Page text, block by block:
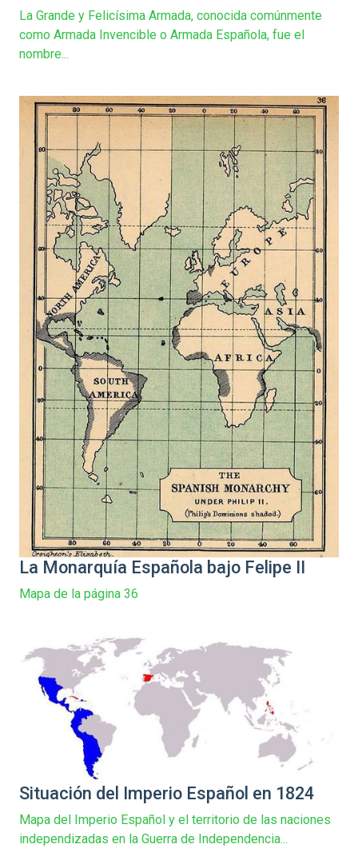
La Grande y Felicísima Armada, conocida comúnmente
como Armada Invencible o Armada Española, fue el
nombre...
La Monarquía Española bajo Felipe II
Mapa de la página 36
Situación del Imperio Español en 1824
Mapa del Imperio Español y el territorio de las naciones
independizadas en la Guerra de Independencia...